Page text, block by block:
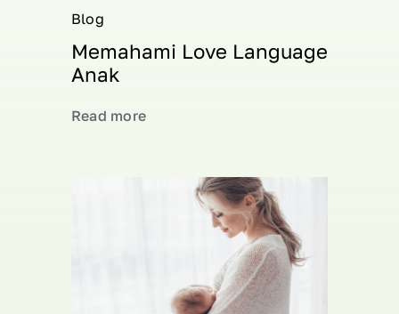
Blog
Memahami Love Language
Anak
Read more